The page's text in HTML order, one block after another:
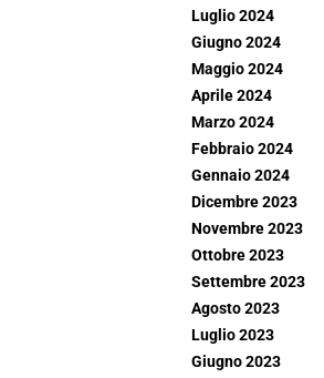
Luglio 2024
Giugno 2024
Maggio 2024
Aprile 2024
Marzo 2024
Febbraio 2024
Gennaio 2024
Dicembre 2023
Novembre 2023
Ottobre 2023
Settembre 2023
Agosto 2023
Luglio 2023
Giugno 2023